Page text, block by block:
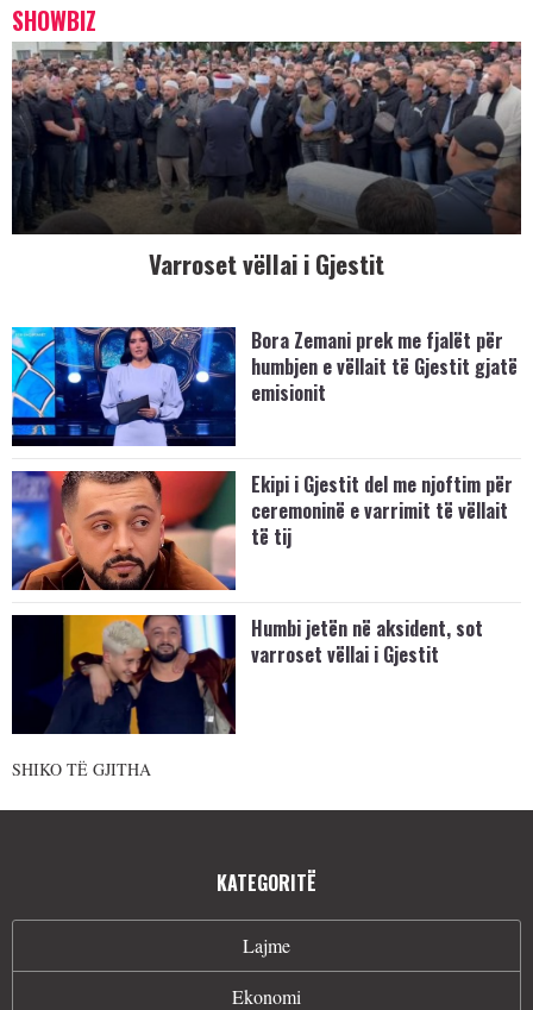
SHOWBIZ
Varroset vëllai i Gjestit
Bora Zemani prek me fjalët për
humbjen e vëllait të Gjestit gjatë
emisionit
Ekipi i Gjestit del me njoftim për
ceremoninë e varrimit të vëllait
të tij
Humbi jetën në aksident, sot
varroset vëllai i Gjestit
SHIKO TË GJITHA
KATEGORITË
Lajme
Ekonomi